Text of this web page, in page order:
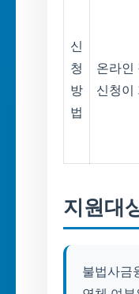
신
청
방
법
온라인
신청이
지원대
불법사금